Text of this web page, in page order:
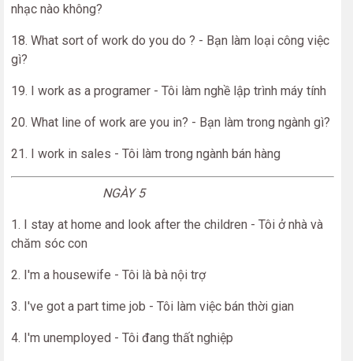
nhạc nào không?
18. What sort of work do you do ? - Bạn làm loại công việc
gì?
19. I work as a programer - Tôi làm nghề lập trình máy tính
20. What line of work are you in? - Bạn làm trong ngành gì?
21. I work in sales - Tôi làm trong ngành bán hàng
NGÀY 5
1. I stay at home and look after the children - Tôi ở nhà và
chăm sóc con
2. I'm a housewife - Tôi là bà nội trợ
3. I've got a part time job - Tôi làm việc bán thời gian
4. I'm unemployed - Tôi đang thất nghiệp